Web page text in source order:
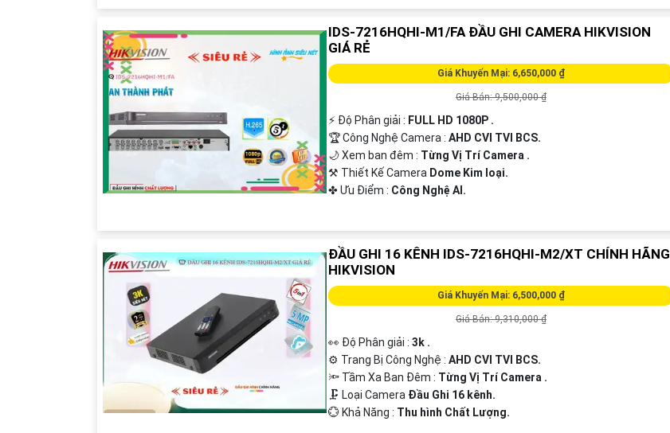
IDS-7216HQHI-M1/FA ĐẦU GHI CAMERA HIKVISION
GIÁ RẺ
Giá Khuyến Mại: 6,650,000 ₫
Giá Bán: 9,500,000 ₫
️⚡ Độ Phân giải : FULL HD 1080P .
🏆 Công Nghệ Camera :AHD CVI TVI BCS.
🌙 Xem ban đêm : Từng Vị Trí Camera .
⚒ Thiết Kế Camera Dome Kim loại.
️✤ Ưu Điểm : Công Nghệ AI.
ĐẦU GHI 16 KÊNH IDS-7216HQHI-M2/XT CHÍNH HÃNG
HIKVISION
Giá Khuyến Mại: 6,500,000 ₫
Giá Bán: 9,310,000 ₫
👀 Độ Phân giải :3k .
⚙ Trang Bị Công Nghệ :AHD CVI TVI BCS.
🔦 Tầm Xa Ban Đêm : Từng Vị Trí Camera .
🗜️ Loại Camera Đầu Ghi 16 kênh.
️💮 Khả Năng : Thu hình Chất Lượng.